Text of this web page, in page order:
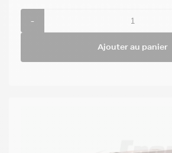
-
Ajouter au panier